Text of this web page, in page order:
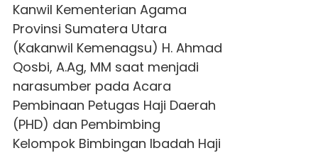
Kanwil Kementerian Agama
Provinsi Sumatera Utara
(Kakanwil Kemenagsu) H. Ahmad
Qosbi, A.Ag, MM saat menjadi
narasumber pada Acara
Pembinaan Petugas Haji Daerah
(PHD) dan Pembimbing
Kelompok Bimbingan Ibadah Haji